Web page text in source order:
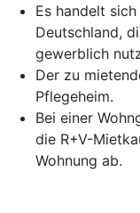
Es handelt
Deutschland,
gewerblich
Der zu
Pflegeheim.
Bei einer
die R+V-
Wohnung ab.